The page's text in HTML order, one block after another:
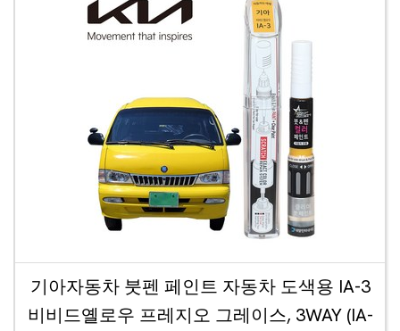
기아자동차 붓펜 페인트 자동차 도색용 IA-3
비비드옐로우 프레지오 그레이스, 3WAY (IA-